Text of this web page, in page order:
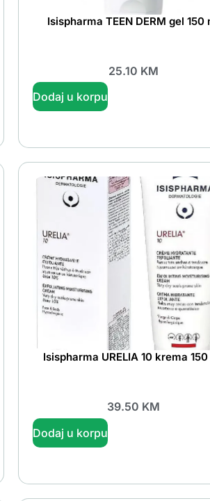
Isispharma TEEN DERM gel 150
25.10 KM
Dodaj u korpu
Isispharma URELIA 10 krema
39.50 KM
Dodaj u korpu